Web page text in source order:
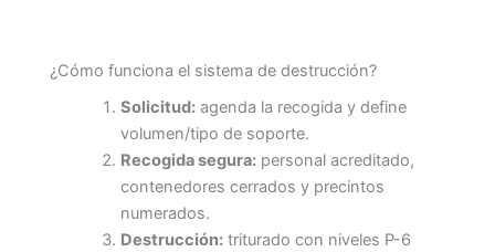
¿Cómo funciona el sistema de destrucción?
Solicitud:agenda la recogida y define
volumen/tipo de soporte.
Recogida segura:personal acreditado,
contenedores cerrados y precintos
numerados.
Destrucción:triturado con niveles P-6